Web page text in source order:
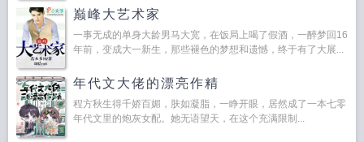
巅峰大艺术家
一事无成的单身大龄男马大宽，在饭局上喝了假酒，一醉梦回16
年前，变成大一新生，那些褪色的梦想和遗憾，终于有了大展...
年代文大佬的漂亮作精
程方秋生得千娇百媚，肤如凝脂，一睁开眼，居然成了一本七零
年代文里的炮灰女配。她无语望天，在这个充满限制...